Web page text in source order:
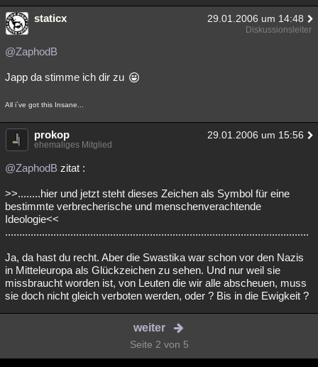
staticx 29.01.2006 um 14:48
Diskussionsleiter
@ZaphodB
Japp da stimme ich dir zu
All i´ve got this Insane...
prokop 29.01.2006 um 15:56
ehemaliges Mitglied
@ZaphodB zitat :
>>........hier und jetzt steht dieses Zeichen als Symbol für eine
bestimmte verbrecherische und menschenverachtende
Ideologie<<
...........................................................................................................
Ja, da hast du recht. Aber die Swastika war schon vor den Nazis
in Mitteleuropa als Glückzeichen zu sehen. Und nur weil sie
missbraucht worden ist, von Leuten die wir alle abscheuen, muss
sie doch nicht gleich verboten werden, oder ? Bis in die Ewigkeit ?
weiter
Seite 2 von 5